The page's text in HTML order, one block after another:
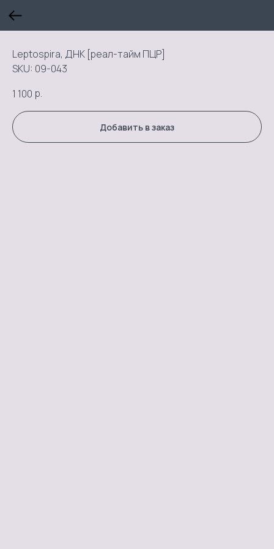
Leptospira, ДНК [реал-тайм ПЦР]
SKU: 09-043
1 100 р.
Добавить в заказ